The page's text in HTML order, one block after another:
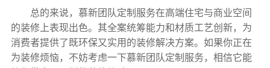
总的来说，慕新团队定制服务在高端住宅与商业空间
的装修上表现出色。其全案统筹能力和材质工艺创新，为
消费者提供了既环保又实用的装修解决方案。如果你正在
为装修烦恼，不妨考虑一下慕新团队定制服务，相信它能